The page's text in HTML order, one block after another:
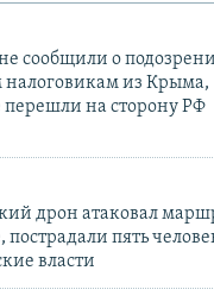
сообщили о
из Крыма,
перешли на сторону РФ
дрон атаковал
пострадали пять
власти